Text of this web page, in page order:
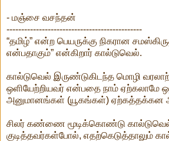
- மஞ்சை வசந்தன்
----------------------------------------------
“தமிழ்” என்ற பெயருக்கு நிகரான
என்பதாகும்” என்கிறார் கால்டுவெல்.
கால்டுவெல் இருண்டுகிடந்த மொழி
ஒளியேற்றியவர் என்பதை நாம் ஏற்கலாமே
அனுமானங்கள் (யூகங்கள்) ஏற்கத்தக்கன
சிலர் கண்ணை மூடிக்கொண்டு
குடித்தவர்கள்போல், எதற்கெடுத்தாலும்